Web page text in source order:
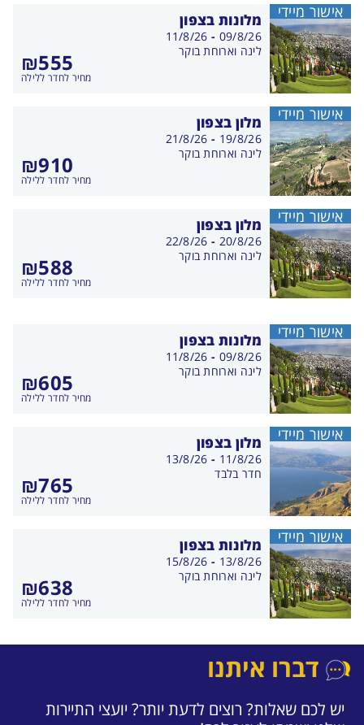
מלונות בצפון
₪555
מחיר לחדר ללילה
בין
התאריכים,
09/8/26
-
11/8/26
לינה וארוחת בוקר
אישור מיידי
מלון בצפון
₪910
מחיר לחדר ללילה
בין
התאריכים,
19/8/26
-
21/8/26
לינה וארוחת בוקר
אישור מיידי
מלון בצפון
₪588
מחיר לחדר ללילה
בין
התאריכים,
20/8/26
-
22/8/26
לינה וארוחת בוקר
אישור מיידי
מלונות בצפון
₪605
מחיר לחדר ללילה
בין
התאריכים,
09/8/26
-
11/8/26
לינה וארוחת בוקר
אישור מיידי
מלון בצפון
₪765
מחיר לחדר ללילה
בין
התאריכים,
11/8/26
-
13/8/26
חדר בלבד
אישור מיידי
מלונות בצפון
₪638
מחיר לחדר ללילה
בין
התאריכים,
13/8/26
-
15/8/26
לינה וארוחת בוקר
אישור מיידי
דברו איתנו
יש לכם שאלות? רוצים לדעת יותר? יועצי התיירות